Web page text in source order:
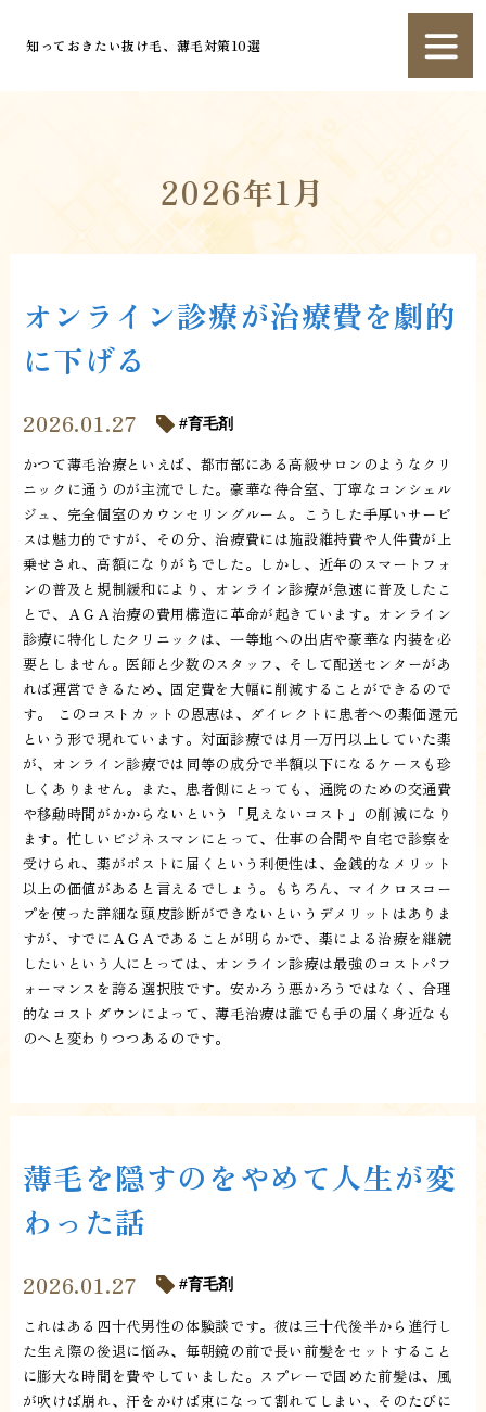
知っておきたい抜け毛、薄毛対策10選
2026年1月
オンライン診療が治療費を劇的
に下げる
2026.01.27 育毛剤
かつて薄毛治療といえば、都市部にある高級サロンのようなクリ
ニックに通うのが主流でした。豪華な待合室、丁寧なコンシェル
ジュ、完全個室のカウンセリングルーム。こうした手厚いサービ
スは魅力的ですが、その分、治療費には施設維持費や人件費が上
乗せされ、高額になりがちでした。しかし、近年のスマートフォ
ンの普及と規制緩和により、オンライン診療が急速に普及したこ
とで、ＡＧＡ治療の費用構造に革命が起きています。オンライン
診療に特化したクリニックは、一等地への出店や豪華な内装を必
要としません。医師と少数のスタッフ、そして配送センターがあ
れば運営できるため、固定費を大幅に削減することができるので
す。 このコストカットの恩恵は、ダイレクトに患者への薬価還元
という形で現れています。対面診療では月一万円以上していた薬
が、オンライン診療では同等の成分で半額以下になるケースも珍
しくありません。また、患者側にとっても、通院のための交通費
や移動時間がかからないという「見えないコスト」の削減になり
ます。忙しいビジネスマンにとって、仕事の合間や自宅で診察を
受けられ、薬がポストに届くという利便性は、金銭的なメリット
以上の価値があると言えるでしょう。もちろん、マイクロスコー
プを使った詳細な頭皮診断ができないというデメリットはありま
すが、すでにＡＧＡであることが明らかで、薬による治療を継続
したいという人にとっては、オンライン診療は最強のコストパフ
ォーマンスを誇る選択肢です。安かろう悪かろうではなく、合理
的なコストダウンによって、薄毛治療は誰でも手の届く身近なも
のへと変わりつつあるのです。
薄毛を隠すのをやめて人生が変
わった話
2026.01.27 育毛剤
これはある四十代男性の体験談です。彼は三十代後半から進行し
た生え際の後退に悩み、毎朝鏡の前で長い前髪をセットすること
に膨大な時間を費やしていました。スプレーで固めた前髪は、風
が吹けば崩れ、汗をかけば束になって割れてしまい、そのたびに